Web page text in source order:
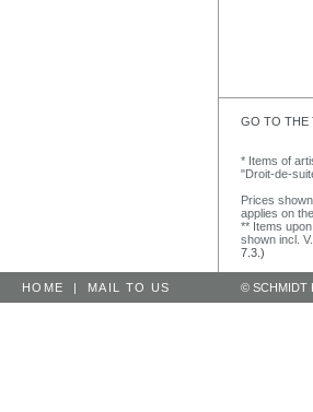
GO TO THE
* Items of
"Droit-de-
Prices
applies on
** Items
shown incl.
7.3.)
HOME | MAIL TO US © SCHMIDT